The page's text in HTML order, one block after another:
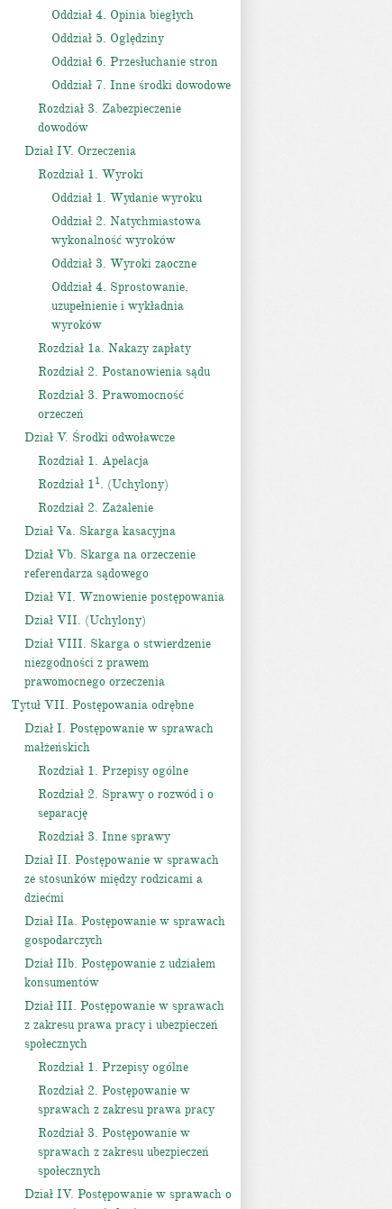
Oddział 4. Opinia biegłych
Oddział 5. Oględziny
Oddział 6. Przesłuchanie stron
Oddział 7. Inne środki dowodowe
Rozdział 3. Zabezpieczenie
dowodów
Dział IV. Orzeczenia
Rozdział 1. Wyroki
Oddział 1. Wydanie wyroku
Oddział 2. Natychmiastowa
wykonalność wyroków
Oddział 3. Wyroki zaoczne
Oddział 4. Sprostowanie,
uzupełnienie i wykładnia
wyroków
Rozdział 1a. Nakazy zapłaty
Rozdział 2. Postanowienia sądu
Rozdział 3. Prawomocność
orzeczeń
Dział V. Środki odwoławcze
Rozdział 1. Apelacja
Rozdział 11. (Uchylony)
Rozdział 2. Zażalenie
Dział Va. Skarga kasacyjna
Dział Vb. Skarga na orzeczenie
referendarza sądowego
Dział VI. Wznowienie postępowania
Dział VII. (Uchylony)
Dział VIII. Skarga o stwierdzenie
niezgodności z prawem
prawomocnego orzeczenia
Tytuł VII. Postępowania odrębne
Dział I. Postępowanie w sprawach
małżeńskich
Rozdział 1. Przepisy ogólne
Rozdział 2. Sprawy o rozwód i o
separację
Rozdział 3. Inne sprawy
Dział II. Postępowanie w sprawach
ze stosunków między rodzicami a
dziećmi
Dział IIa. Postępowanie w sprawach
gospodarczych
Dział IIb. Postępowanie z udziałem
konsumentów
Dział III. Postępowanie w sprawach
z zakresu prawa pracy i ubezpieczeń
społecznych
Rozdział 1. Przepisy ogólne
Rozdział 2. Postępowanie w
sprawach z zakresu prawa pracy
Rozdział 3. Postępowanie w
sprawach z zakresu ubezpieczeń
społecznych
Dział IV. Postępowanie w sprawach o